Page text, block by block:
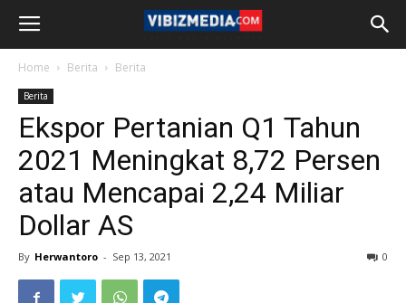
Home Berita Berita
Berita
Ekspor Pertanian Q1 Tahun
2021 Meningkat 8,72 Persen
atau Mencapai 2,24 Miliar
Dollar AS
By Herwantoro - Sep 13, 2021 0